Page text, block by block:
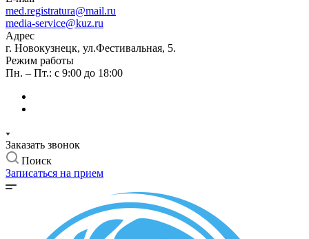
med.registratura@mail.ru
media-service@kuz.ru
Адрес
г. Новокузнецк, ул.Фестивальная, 5.
Режим работы
Пн. – Пт.: с 9:00 до 18:00
Заказать звонок
Поиск
Записаться на прием